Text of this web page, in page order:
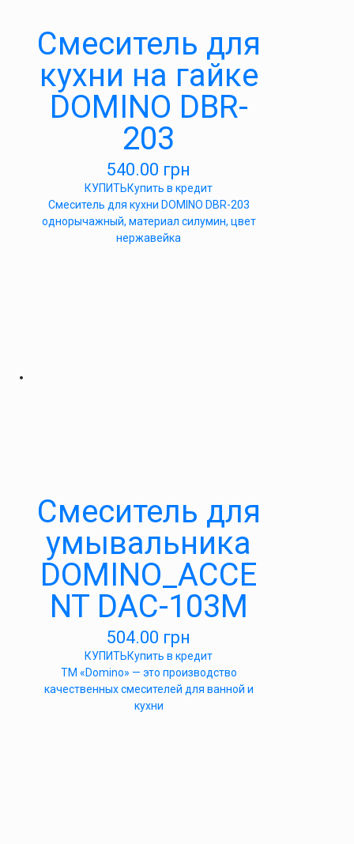
Cмеситель для
кухни на гайке
DOMINO DBR-
203
540.00 грн
КУПИТЬКупить в кредит
Cмеситель для кухни DOMINO DBR-203
однорычажный, материал силумин, цвет
нержавейка
Cмеситель для
умывальника
DOMINO_ACCE
NT DAC-103M
504.00 грн
КУПИТЬКупить в кредит
ТМ «Domino» — это производство
качественных смесителей для ванной и
кухни